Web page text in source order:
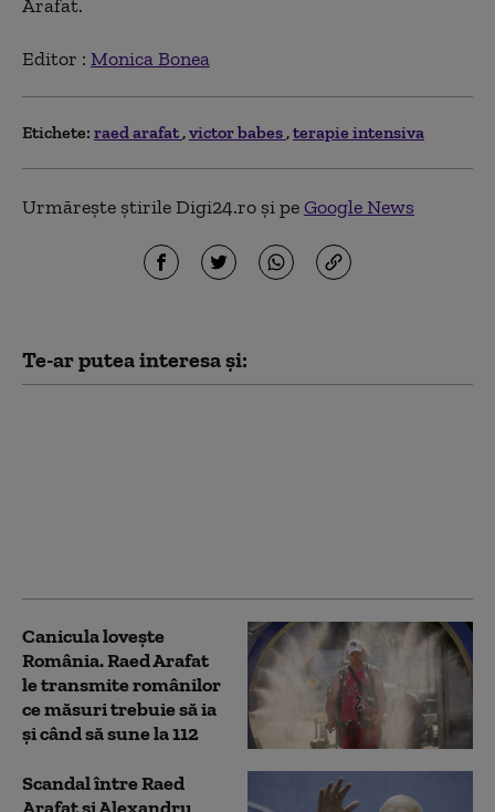
Arafat.
Editor : Monica Bonea
Etichete: raed arafat victor babes terapie intensiva
Urmărește știrile Digi24.ro și peGoogle News
Te-ar putea interesa și:
Canicula lovește
România. Raed Arafat
le transmite românilor
ce măsuri trebuie să ia
și când să sune la 112
Scandal între Raed
Arafat și Alexandru